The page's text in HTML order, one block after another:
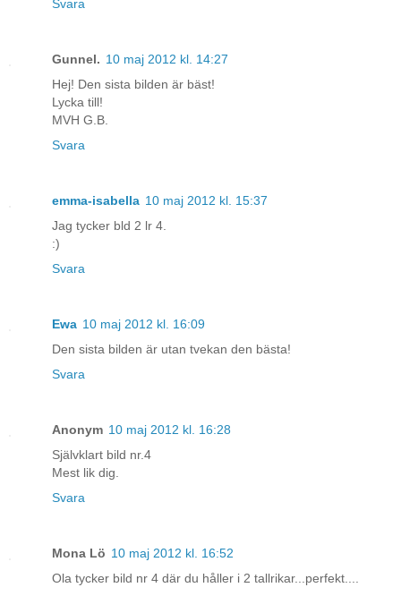
Svara
Gunnel. 10 maj 2012 kl. 14:27
Hej! Den sista bilden är bäst!
Lycka till!
MVH G.B.
Svara
emma-isabella 10 maj 2012 kl. 15:37
Jag tycker bld 2 lr 4.
:)
Svara
Ewa 10 maj 2012 kl. 16:09
Den sista bilden är utan tvekan den bästa!
Svara
Anonym 10 maj 2012 kl. 16:28
Självklart bild nr.4
Mest lik dig.
Svara
Mona Lö 10 maj 2012 kl. 16:52
Ola tycker bild nr 4 där du håller i 2 tallrikar...perfekt....